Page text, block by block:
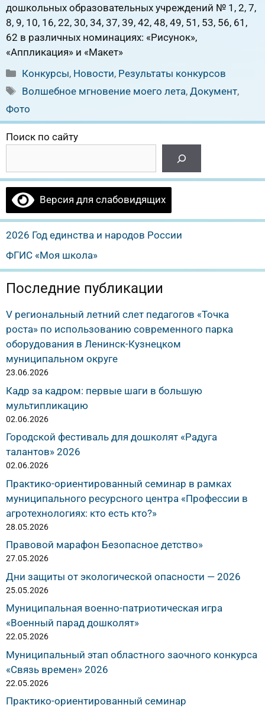
дошкольных образовательных учреждений № 1, 2, 7,
8, 9, 10, 16, 22, 30, 34, 37, 39, 42, 48, 49, 51, 53, 56, 61,
62 в различных номинациях: «Рисунок»,
«Аппликация» и «Макет»
Рубрики
Конкурсы, Новости, Результаты конкурсов
Метки
Волшебное мгновение моего лета,Документ,
Фото
Поиск по сайту
Версия для слабовидящих
2026 Год единства и народов России
ФГИС «Моя школа»
Последние публикации
V региональный летний слет педагогов «Точка
роста» по использованию современного парка
оборудования в Ленинск-Кузнецком
муниципальном округе
23.06.2026
Кадр за кадром: первые шаги в большую
мультипликацию
02.06.2026
Городской фестиваль для дошколят «Радуга
талантов» 2026
02.06.2026
Практико-ориентированный семинар в рамках
муниципального ресурсного центра «Профессии в
агротехнологиях: кто есть кто?»
28.05.2026
Правовой марафон Безопасное детство»
27.05.2026
Дни защиты от экологической опасности — 2026
25.05.2026
Муниципальная военно-патриотическая игра
«Военный парад дошколят»
22.05.2026
Муниципальный этап областного заочного конкурса
«Связь времен» 2026
22.05.2026
Практико-ориентированный семинар